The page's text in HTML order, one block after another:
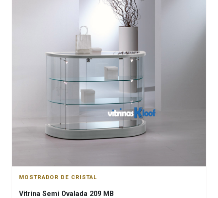
MOSTRADOR DE CRISTAL
Vitrina Semi Ovalada 209 MB